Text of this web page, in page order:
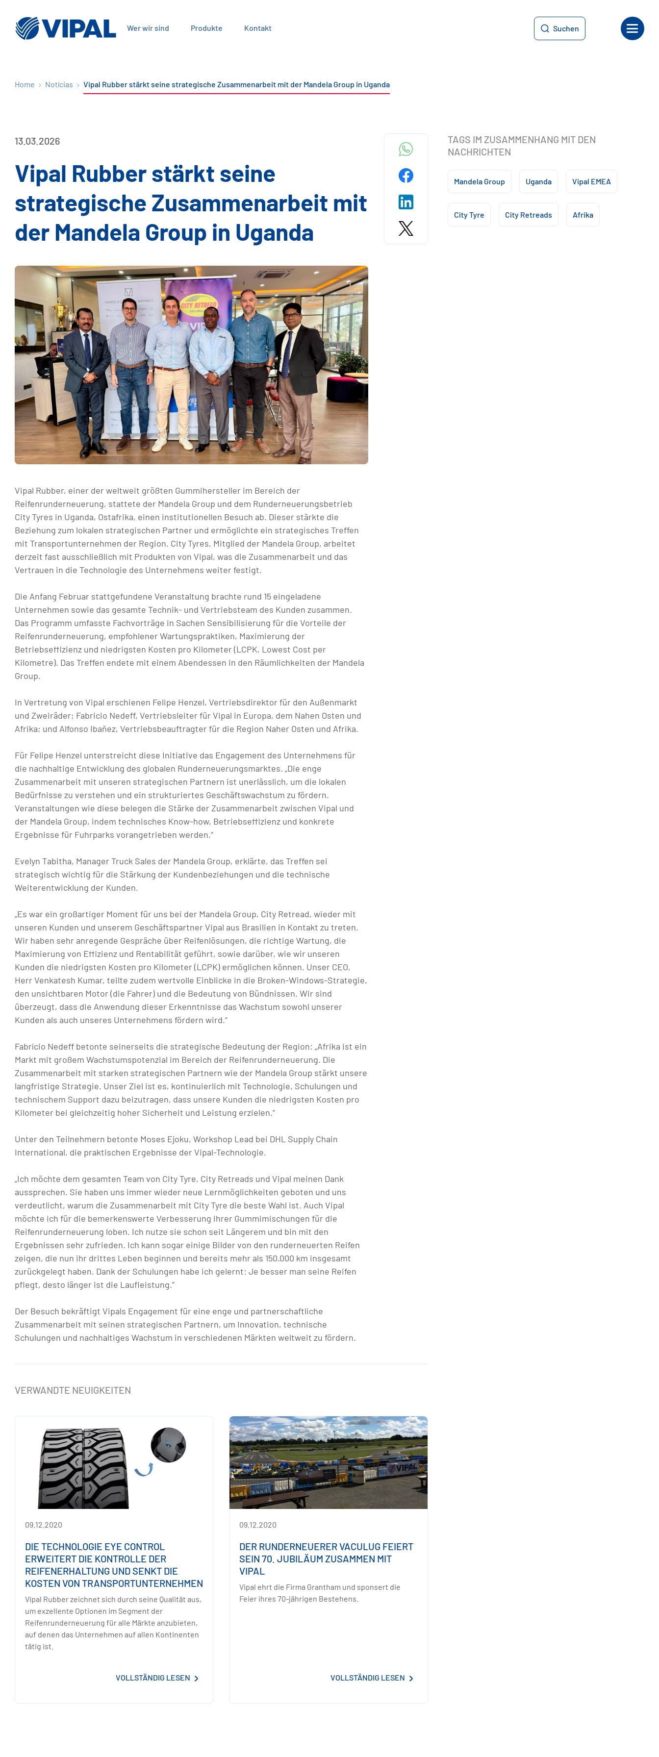
Wer wir sind Produkte Kontakt Suchen
Home Notícias Vipal Rubber stärkt seine strategische Zusammenarbeit mit der Mandela Group in Uganda
13.03.2026
Vipal Rubber stärkt seine
strategische Zusammenarbeit mit
der Mandela Group in Uganda
Vipal Rubber, einer der weltweit größten Gummihersteller im Bereich der
Reifenrunderneuerung, stattete der Mandela Group und dem Runderneuerungsbetrieb
City Tyres in Uganda, Ostafrika, einen institutionellen Besuch ab. Dieser stärkte die
Beziehung zum lokalen strategischen Partner und ermöglichte ein strategisches Treffen
mit Transportunternehmen der Region. City Tyres, Mitglied der Mandela Group, arbeitet
derzeit fast ausschließlich mit Produkten von Vipal, was die Zusammenarbeit und das
Vertrauen in die Technologie des Unternehmens weiter festigt.
Die Anfang Februar stattgefundene Veranstaltung brachte rund 15 eingeladene
Unternehmen sowie das gesamte Technik- und Vertriebsteam des Kunden zusammen.
Das Programm umfasste Fachvorträge in Sachen Sensibilisierung für die Vorteile der
Reifenrunderneuerung, empfohlener Wartungspraktiken, Maximierung der
Betriebseffizienz und niedrigsten Kosten pro Kilometer (LCPK, Lowest Cost per
Kilometre). Das Treffen endete mit einem Abendessen in den Räumlichkeiten der Mandela
Group.
In Vertretung von Vipal erschienen Felipe Henzel, Vertriebsdirektor für den Außenmarkt
und Zweiräder; Fabricio Nedeff, Vertriebsleiter für Vipal in Europa, dem Nahen Osten und
Afrika; und Alfonso Ibañez, Vertriebsbeauftragter für die Region Naher Osten und Afrika.
Für Felipe Henzel unterstreicht diese Initiative das Engagement des Unternehmens für
die nachhaltige Entwicklung des globalen Runderneuerungsmarktes. „Die enge
Zusammenarbeit mit unseren strategischen Partnern ist unerlässlich, um die lokalen
Bedürfnisse zu verstehen und ein strukturiertes Geschäftswachstum zu fördern.
Veranstaltungen wie diese belegen die Stärke der Zusammenarbeit zwischen Vipal und
der Mandela Group, indem technisches Know-how, Betriebseffizienz und konkrete
Ergebnisse für Fuhrparks vorangetrieben werden.“
Evelyn Tabitha, Manager Truck Sales der Mandela Group, erklärte, das Treffen sei
strategisch wichtig für die Stärkung der Kundenbeziehungen und die technische
Weiterentwicklung der Kunden.
„Es war ein großartiger Moment für uns bei der Mandela Group, City Retread, wieder mit
unseren Kunden und unserem Geschäftspartner Vipal aus Brasilien in Kontakt zu treten.
Wir haben sehr anregende Gespräche über Reifenlösungen, die richtige Wartung, die
Maximierung von Effizienz und Rentabilität geführt, sowie darüber, wie wir unseren
Kunden die niedrigsten Kosten pro Kilometer (LCPK) ermöglichen können. Unser CEO,
Herr Venkatesh Kumar, teilte zudem wertvolle Einblicke in die Broken-Windows-Strategie,
den unsichtbaren Motor (die Fahrer) und die Bedeutung von Bündnissen. Wir sind
überzeugt, dass die Anwendung dieser Erkenntnisse das Wachstum sowohl unserer
Kunden als auch unseres Unternehmens fördern wird.“
Fabrício Nedeff betonte seinerseits die strategische Bedeutung der Region: „Afrika ist ein
Markt mit großem Wachstumspotenzial im Bereich der Reifenrunderneuerung. Die
Zusammenarbeit mit starken strategischen Partnern wie der Mandela Group stärkt unsere
langfristige Strategie. Unser Ziel ist es, kontinuierlich mit Technologie, Schulungen und
technischem Support dazu beizutragen, dass unsere Kunden die niedrigsten Kosten pro
Kilometer bei gleichzeitig hoher Sicherheit und Leistung erzielen.“
Unter den Teilnehmern betonte Moses Ejoku, Workshop Lead bei DHL Supply Chain
International, die praktischen Ergebnisse der Vipal-Technologie.
„Ich möchte dem gesamten Team von City Tyre, City Retreads und Vipal meinen Dank
aussprechen. Sie haben uns immer wieder neue Lernmöglichkeiten geboten und uns
verdeutlicht, warum die Zusammenarbeit mit City Tyre die beste Wahl ist. Auch Vipal
möchte ich für die bemerkenswerte Verbesserung ihrer Gummimischungen für die
Reifenrunderneuerung loben. Ich nutze sie schon seit Längerem und bin mit den
Ergebnissen sehr zufrieden. Ich kann sogar einige Bilder von den runderneuerten Reifen
zeigen, die nun ihr drittes Leben beginnen und bereits mehr als 150.000 km insgesamt
zurückgelegt haben. Dank der Schulungen habe ich gelernt: Je besser man seine Reifen
pflegt, desto länger ist die Laufleistung.”
Der Besuch bekräftigt Vipals Engagement für eine enge und partnerschaftliche
Zusammenarbeit mit seinen strategischen Partnern, um Innovation, technische
Schulungen und nachhaltiges Wachstum in verschiedenen Märkten weltweit zu fördern.
VERWANDTE NEUIGKEITEN
09.12.2020
DIE TECHNOLOGIE EYE CONTROL
ERWEITERT DIE KONTROLLE DER
REIFENERHALTUNG UND SENKT DIE
KOSTEN VON TRANSPORTUNTERNEHMEN
Vipal Rubber zeichnet sich durch seine Qualität aus,
um exzellente Optionen im Segment der
Reifenrunderneuerung für alle Märkte anzubieten,
auf denen das Unternehmen auf allen Kontinenten
tätig ist.
VOLLSTÄNDIG LESEN
09.12.2020
DER RUNDERNEUERER VACULUG FEIERT
SEIN 70. JUBILÄUM ZUSAMMEN MIT
VIPAL
Vipal ehrt die Firma Grantham und sponsert die
Feier ihres 70-jährigen Bestehens.
VOLLSTÄNDIG LESEN
TAGS IM ZUSAMMENHANG MIT DEN
NACHRICHTEN
Mandela Group Uganda Vipal EMEA
City Tyre City Retreads Afrika